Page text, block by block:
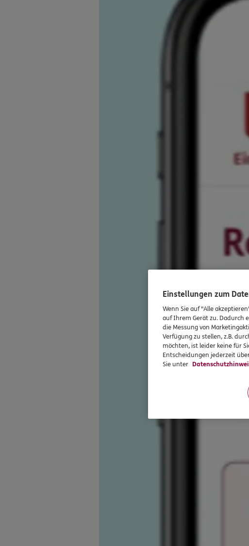
Einstellungen zum
Wenn Sie auf "Alle
auf Ihrem Gerät zu. Dadurch
die Messung von
Verfügung zu stellen, z.B.
möchten, ist leider keine für
Entscheidungen jederzeit
Sie unter